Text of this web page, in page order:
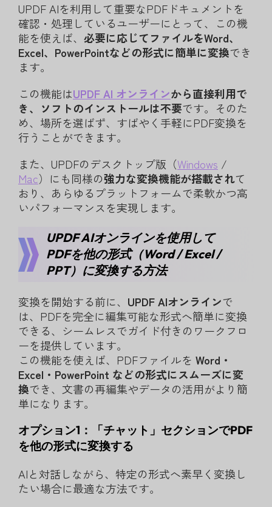
UPDF AIを利用して重要なPDFドキュメントを
確認・処理しているユーザーにとって、この機
能を使えば、 必要に応じてファイルをWord、
Excel、PowerPointなどの形式に簡単に変換でき
ます。
この機能はUPDF AI オンラインから直接利用で
き、ソフトのインストールは不要です。そのた
め、場所を選ばず、すばやく手軽にPDF変換を
行うことができます。
また、UPDFのデスクトップ版（Windows /
Mac）にも同様の強力な変換機能が搭載されて
おり、あらゆるプラットフォームで柔軟かつ高
いパフォーマンスを実現します。
UPDF AIオンラインを使用して
PDFを他の形式（Word / Excel /
PPT）に変換する方法
変換を開始する前に、 UPDF AIオンラインで
は、PDFを完全に編集可能な形式へ簡単に変換
できる、シームレスでガイド付きのワークフロ
ーを提供しています。
この機能を使えば、PDFファイルを Word・
Excel・PowerPoint などの形式にスムーズに変
換でき、文書の再編集やデータの活用がより簡
単になります。
オプション1：「チャット」セクションでPDF
を他の形式に変換する
AIと対話しながら、特定の形式へ素早く変換し
たい場合に最適な方法です。